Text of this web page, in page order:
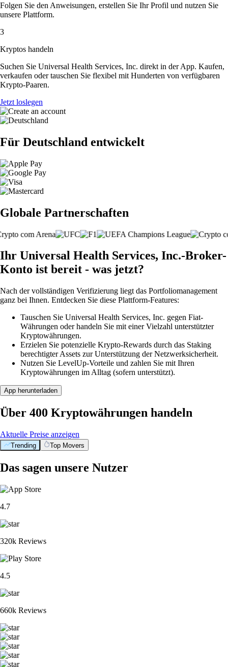
Folgen Sie den Anweisungen, erstellen Sie Ihr Profil und nutzen Sie
unsere Plattform.
3
Kryptos handeln
Suchen Sie Universal Health Services, Inc. direkt in der App. Kaufen,
verkaufen oder tauschen Sie flexibel mit Hunderten von verfügbaren
Krypto-Paaren.
Jetzt loslegen
Für Deutschland entwickelt
Globale Partnerschaften
Ihr Universal Health Services, Inc.-Broker-
Konto ist bereit - was jetzt?
Nach der vollständigen Verifizierung liegt das Portfoliomanagement
ganz bei Ihnen. Entdecken Sie diese Plattform-Features:
Tauschen Sie Universal Health Services, Inc. gegen Fiat-
Währungen oder handeln Sie mit einer Vielzahl unterstützter
Kryptowährungen.
Erzielen Sie potenzielle Krypto-Rewards durch das Staking
berechtigter Assets zur Unterstützung der Netzwerksicherheit.
Nutzen Sie LevelUp-Vorteile und zahlen Sie mit Ihren
Kryptowährungen im Alltag (sofern unterstützt).
App herunterladen
Über 400 Kryptowährungen handeln
Aktuelle Preise anzeigen
Trending Top Movers
Das sagen unsere Nutzer
4.7
320k Reviews
4.5
660k Reviews